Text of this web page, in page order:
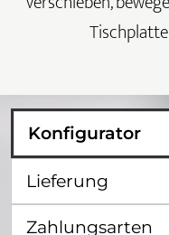
Konfigurator
Lieferung
Zahlungsarten